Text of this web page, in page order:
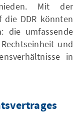
Mit der
die DDR könnten
die umfassende
und
in